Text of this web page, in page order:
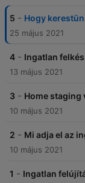
5 - Hogy
25 május 2021
4 - Ingatlan
13 május 2021
3 - Home staging
10 május 2021
2 - Mi adja el az
10 május 2021
1 - Ingatlan